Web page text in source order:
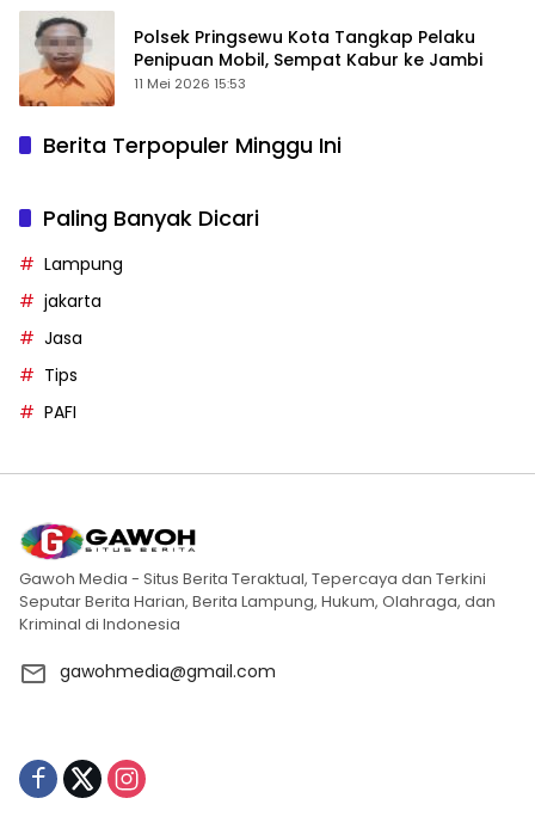
Polsek Pringsewu Kota Tangkap Pelaku
Penipuan Mobil, Sempat Kabur ke Jambi
11 Mei 2026 15:53
Berita Terpopuler Minggu Ini
Paling Banyak Dicari
Lampung
jakarta
Jasa
Tips
PAFI
Gawoh Media - Situs Berita Teraktual, Tepercaya dan Terkini
Seputar Berita Harian, Berita Lampung, Hukum, Olahraga, dan
Kriminal di Indonesia
gawohmedia@gmail.com